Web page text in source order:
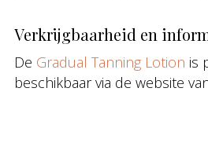
Verkrijgbaarheid en
De Gradual Tanning Lotion is
beschikbaar via de website